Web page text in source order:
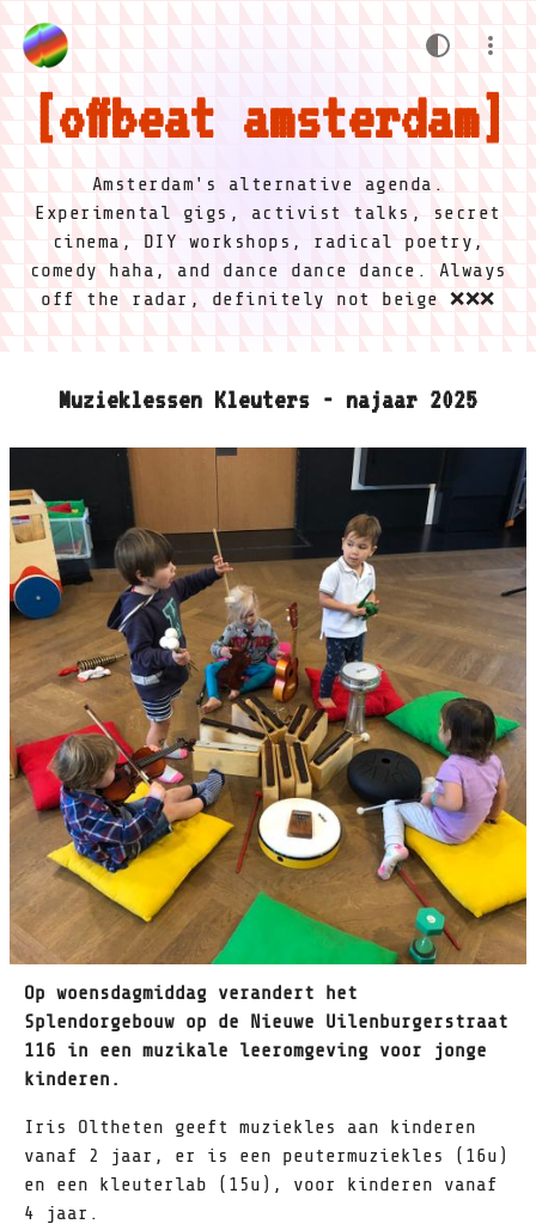
offbeat amsterdam
Amsterdam's alternative agenda.
Experimental gigs, activist talks, secret
cinema, DIY workshops, radical poetry,
comedy haha, and dance dance dance. Always
off the radar, definitely not beige ❌❌❌
Muzieklessen Kleuters - najaar 2025
Op woensdagmiddag verandert het
Splendorgebouw op de Nieuwe Uilenburgerstraat
116 in een muzikale leeromgeving voor jonge
kinderen.
Iris Oltheten geeft muziekles aan kinderen
vanaf 2 jaar, er is een peutermuziekles (16u)
en een kleuterlab (15u), voor kinderen vanaf
4 jaar.